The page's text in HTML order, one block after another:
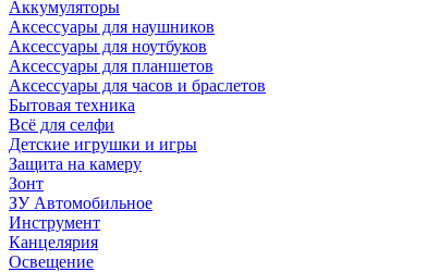
Аккумуляторы
Аксессуары для наушников
Аксессуары для ноутбуков
Аксессуары для планшетов
Аксессуары для часов и браслетов
Бытовая техника
Всё для селфи
Детские игрушки и игры
Защита на камеру
Зонт
ЗУ Автомобильное
Инструмент
Канцелярия
Освещение